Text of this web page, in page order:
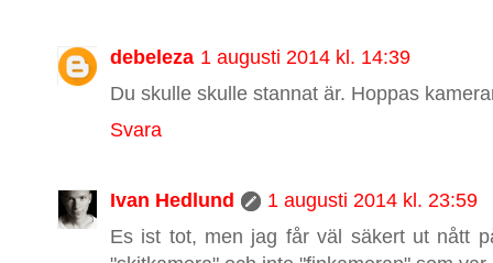
debeleza 1 augusti 2014 kl. 14:39
Du skulle skulle stannat är. Hoppas
Svara
Ivan Hedlund
1 augusti 2014 kl. 23:59
Es ist tot, men jag får väl säkert ut nått